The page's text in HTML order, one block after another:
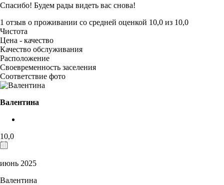
Спасибо! Будем рады видеть вас снова!
1 отзыв о проживании со средней оценкой 10,0 из 10,0
Чистота
Цена - качество
Качество обслуживания
Расположение
Своевременность заселения
Соответствие фото
Валентина
10,0
июнь 2025
Валентина